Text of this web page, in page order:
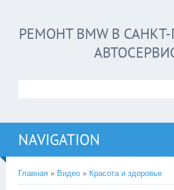
РЕМОНТ BMW В САНКТ-
NAVIGATION
Главная » Видео » Красота и здоровье